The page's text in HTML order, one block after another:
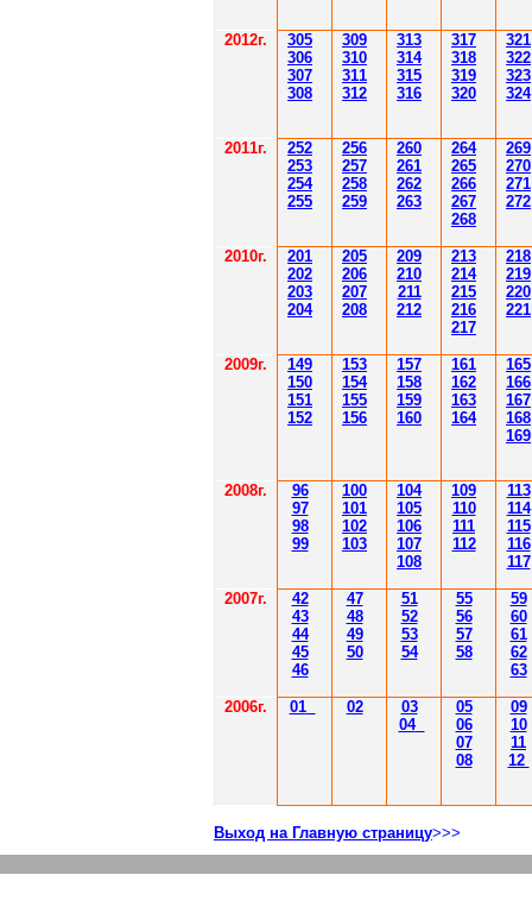
2012г. 305
306
307
308
309
310
311
312
313
314
315
316
317
318
319
320
321
322
323
324
2011г.
252
253
254
255
256
257
258
259
260
261
262
263
264
265
266
267
268
269
270
271
272
2010г.
201
202
203
204
205
206
207
208
209
210
211
212
213
214
215
216
217
218
219
220
221
2009г.
149
150
151
152
153
154
155
156
157
158
159
160
161
162
163
164
165
166
167
168
169
2008г.
96
97
98
99
100
101
102
103
104
105
106
107
108
109
110
111
112
113
114
115
116
117
2007г.
42
43
44
45
46
47
48
49
50
51
52
53
54
55
56
57
58
59
60
61
62
63
2006г. 01 02
03
04
05
06
07
08
09
10
11
12
Выход на Главную страницу>>>